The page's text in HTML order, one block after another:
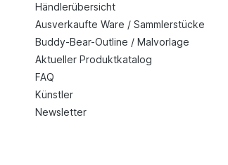
Händlerübersicht
Ausverkaufte Ware / Sammlerstücke
Buddy-Bear-Outline / Malvorlage
Aktueller Produktkatalog
FAQ
Künstler
Newsletter